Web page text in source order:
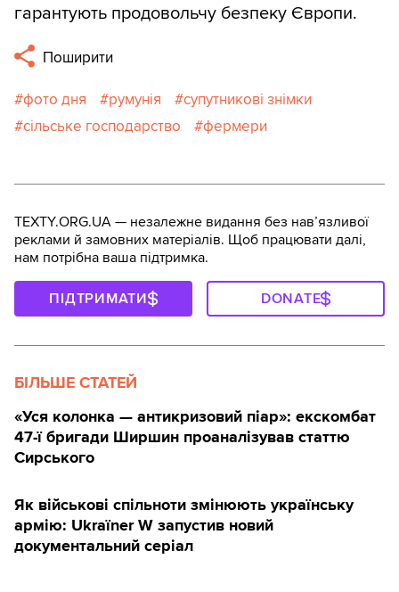
гарантують продовольчу безпеку Європи.
Поширити
фото дня румунія
супутникові знімки
сільське господарство
фермери
TEXTY.ORG.UA — незалежне видання без навʼязливої
реклами й замовних матеріалів. Щоб працювати далі,
нам потрібна ваша підтримка.
ПІДТРИМАТИ DONATE
БІЛЬШЕ СТАТЕЙ
«Уся колонка — антикризовий піар»: екскомбат
47-ї бригади Ширшин проаналізував статтю
Сирського
Як військові спільноти змінюють українську
армію: Ukraїner W запустив новий
документальний серіал